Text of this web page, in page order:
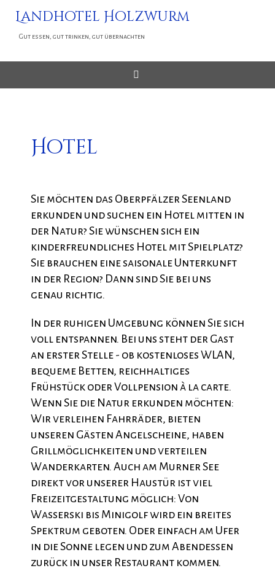
Inhalt
springen
Landhotel Holzwurm
Gut essen, gut trinken, gut übernachten
Hotel
Sie möchten das Oberpfälzer Seenland
erkunden und suchen ein Hotel mitten in
der Natur? Sie wünschen sich ein
kinderfreundliches Hotel mit Spielplatz?
Sie brauchen eine saisonale Unterkunft
in der Region? Dann sind Sie bei uns
genau richtig.
In der ruhigen Umgebung können Sie sich
voll entspannen. Bei uns steht der Gast
an erster Stelle - ob kostenloses WLAN,
bequeme Betten, reichhaltiges
Frühstück oder Vollpension à la carte.
Wenn Sie die Natur erkunden möchten:
Wir verleihen Fahrräder, bieten
unseren Gästen Angelscheine, haben
Grillmöglichkeiten und verteilen
Wanderkarten. Auch am Murner See
direkt vor unserer Haustür ist viel
Freizeitgestaltung möglich: Von
Wasserski bis Minigolf wird ein breites
Spektrum geboten. Oder einfach am Ufer
in die Sonne legen und zum Abendessen
zurück in unser Restaurant kommen.